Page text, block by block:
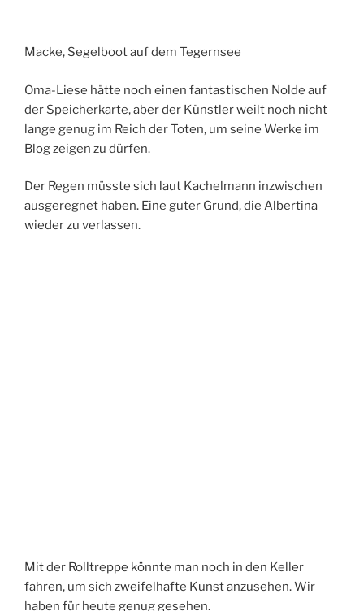
Macke, Segelboot auf dem Tegernsee
Oma-Liese hätte noch einen fantastischen Nolde auf
der Speicherkarte, aber der Künstler weilt noch nicht
lange genug im Reich der Toten, um seine Werke im
Blog zeigen zu dürfen.
Der Regen müsste sich laut Kachelmann inzwischen
ausgeregnet haben. Eine guter Grund, die Albertina
wieder zu verlassen.
Dreimal muss an das Portal der Kapuzinerkirche
geklopft werden, wenn ein Mitglied der Habsburger